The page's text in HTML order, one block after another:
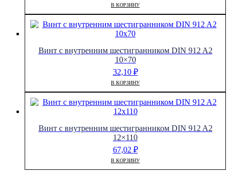
В КОРЗИНУ
Винт с внутренним шестигранником DIN 912 A2
10×70
32,10 ₽
В КОРЗИНУ
Винт с внутренним шестигранником DIN 912 A2
12×110
67,02 ₽
В КОРЗИНУ